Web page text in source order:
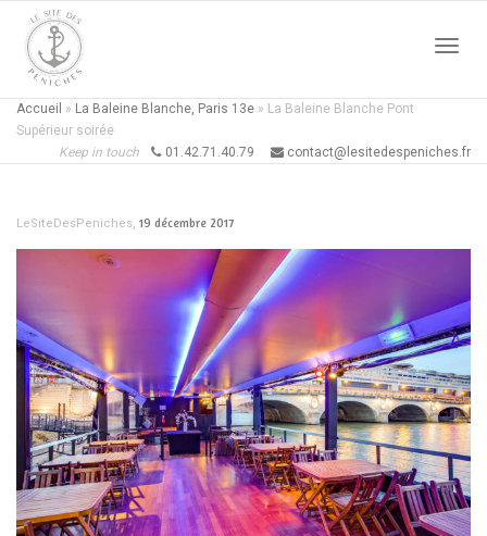
Accueil » La Baleine Blanche, Paris 13e » La Baleine Blanche Pont
Supérieur soirée
Keep in touch
01.42.71.40.79 contact@lesitedespeniches.fr
LeSiteDesPeniches, 19 décembre 2017